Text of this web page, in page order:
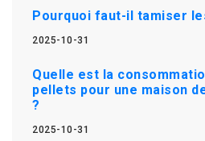
Pourquoi faut-il tamiser
2025-10-31
Quelle est la
pellets pour une maison
?
2025-10-31